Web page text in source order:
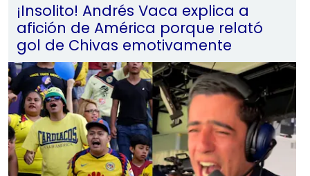
¡Insolito! Andrés Vaca explica a
afición de América porque relató
gol de Chivas emotivamente